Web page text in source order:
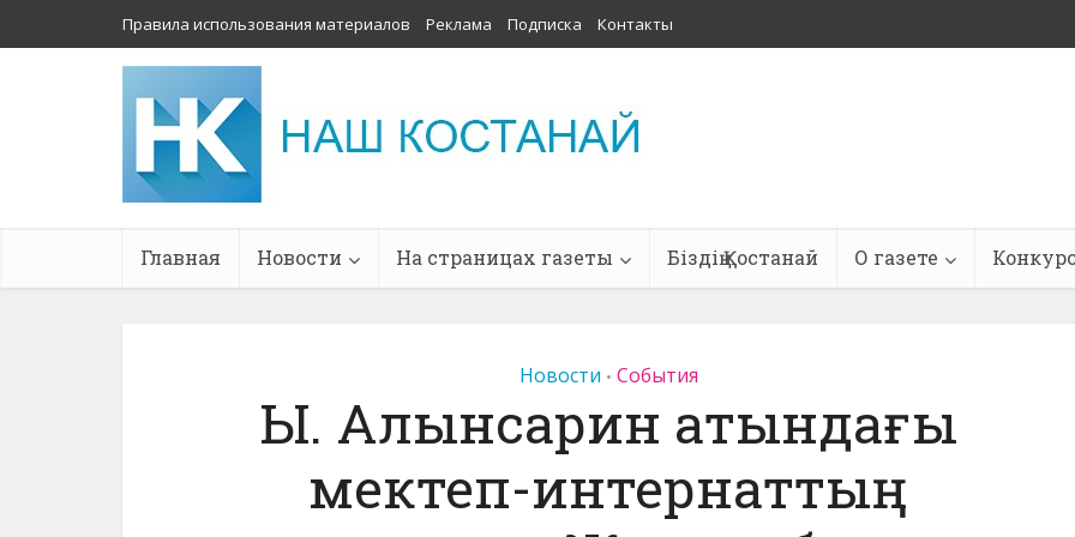
Правила использования материалов Реклама Подписка Контакты
Главная Новости На страницах газеты Біздің Қостанай О газете
Новости • События
Ы. Алынсарин атындағы
мектеп-интернаттың